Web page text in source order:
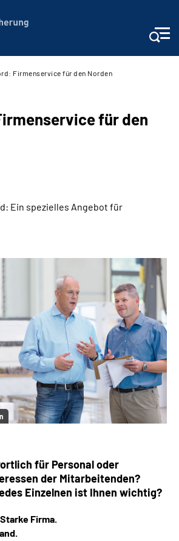
(DGS)
Firmenservice für den Norden
für den
Ein spezielles Angebot für
für Personal oder
der Mitarbeitenden?
Einzelnen ist Ihnen wichtig?
Firma.